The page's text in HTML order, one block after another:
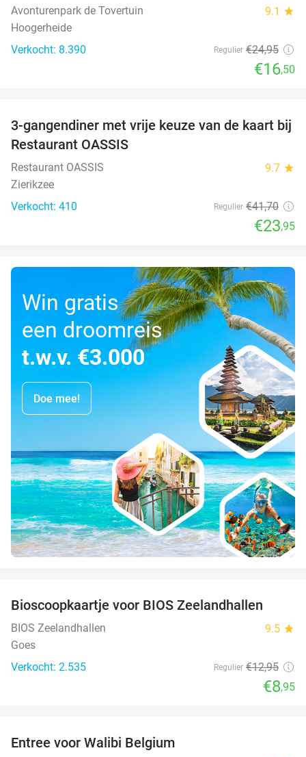
Avonturenpark de Tovertuin 9.1 star
Hoogerheide
Verkocht: 8.390
Regulier €24,95
€16,50
43%
3-gangendiner met vrije keuze van de kaart bij
Restaurant OASSIS
Restaurant OASSIS 9.7 star
Zierikzee
Verkocht: 410
Regulier €41,70
€23,95
Win gratis
een droomreis
t.w.v. €3.000
Doe mee!
Bioscoopkaartje voor BIOS Zeelandhallen
BIOS Zeelandhallen 9.5 star
Goes
Verkocht: 2.535
Regulier €12,95
€8,95
Entree voor Walibi Belgium